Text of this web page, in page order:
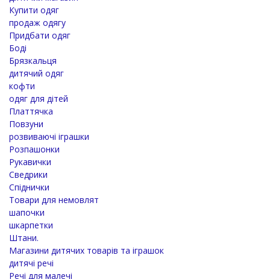
Купити одяг
продаж одягу
Придбати одяг
Боді
Брязкальця
дитячий одяг
кофти
одяг для дітей
Платтячка
Повзуни
розвиваючі іграшки
Розпашонки
Рукавички
Сведрики
Спіднички
Товари для немовлят
шапочки
шкарпетки
Штани.
Магазини дитячих товарів та іграшок
дитячі речі
Речі для малечі